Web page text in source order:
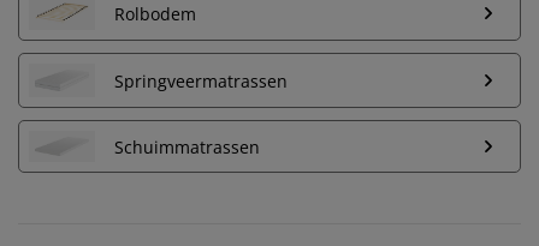
Rolbodem
Springveermatrassen
Schuimmatrassen